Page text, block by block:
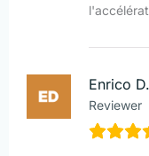
Enrico D.
Reviewer